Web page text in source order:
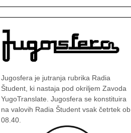
Jugosfera je jutranja rubrika Radia
Študent, ki nastaja pod okriljem Zavoda
YugoTranslate. Jugosfera se konstituira
na valovih Radia Študent vsak četrtek ob
08.40.